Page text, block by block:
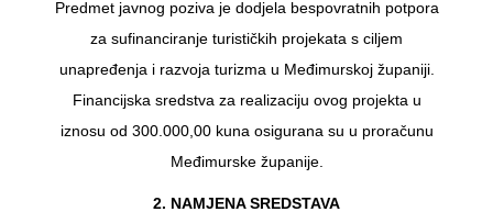
Predmet javnog poziva je dodjela bespovratnih potpora
za sufinanciranje turističkih projekata s ciljem
unapređenja i razvoja turizma u Međimurskoj županiji.
Financijska sredstva za realizaciju ovog projekta u
iznosu od 300.000,00 kuna osigurana su u proračunu
Međimurske županije.
2. NAMJENA SREDSTAVA